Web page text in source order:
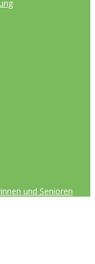
und Senioren